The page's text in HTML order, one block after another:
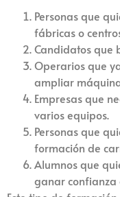
Personas que
fábricas o
Candidatos que
Operarios que
ampliar
Empresas que
varios equipos.
Personas que
formación de
Alumnos que
ganar confianza